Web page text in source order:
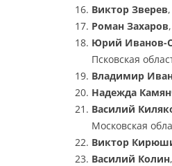
Виктор Зверев
Роман Захаров
Юрий Иванов-
Псковская
Владимир
Надежда
Василий
Московская
Виктор
Василий Колин